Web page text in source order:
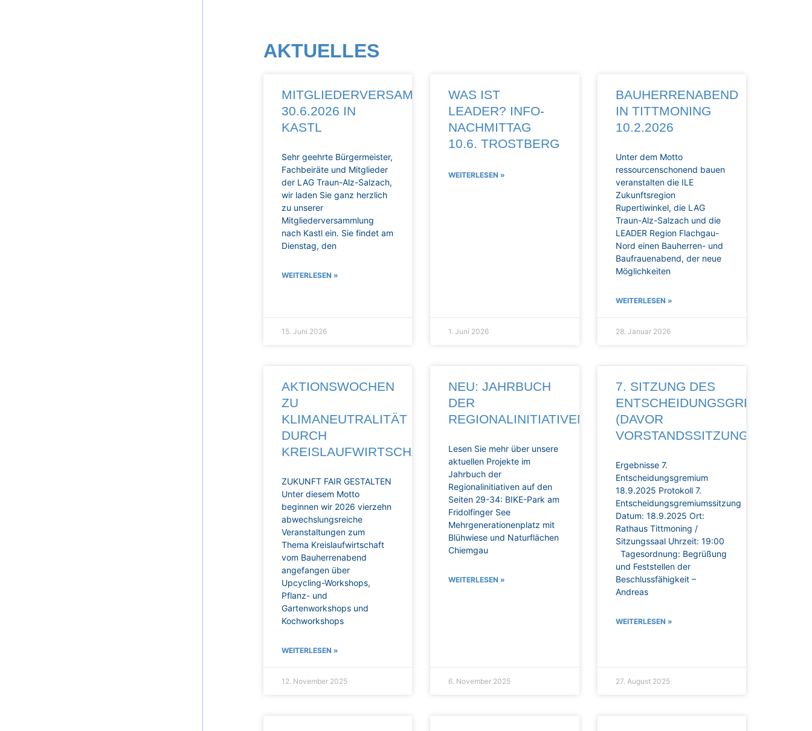
AKTUELLES
MITGLIEDERVERSAMMLUNG
30.6.2026 IN
KASTL
Sehr geehrte Bürgermeister,
Fachbeiräte und Mitglieder
der LAG Traun-Alz-Salzach,
wir laden Sie ganz herzlich
zu unserer
Mitgliederversammlung
nach Kastl ein. Sie findet am
Dienstag, den
WEITERLESEN »
15. Juni 2026
WAS IST
LEADER? INFO-
NACHMITTAG
10.6. TROSTBERG
WEITERLESEN »
1. Juni 2026
BAUHERRENABEND
IN TITTMONING
10.2.2026
Unter dem Motto
ressourcenschonend bauen
veranstalten die ILE
Zukunftsregion
Rupertiwinkel, die LAG
Traun-Alz-Salzach und die
LEADER Region Flachgau-
Nord einen Bauherren- und
Baufrauenabend, der neue
Möglichkeiten
WEITERLESEN »
28. Januar 2026
AKTIONSWOCHEN
ZU
KLIMANEUTRALITÄT
DURCH
KREISLAUFWIRTSCHAFT
ZUKUNFT FAIR GESTALTEN
Unter diesem Motto
beginnen wir 2026 vierzehn
abwechslungsreiche
Veranstaltungen zum
Thema Kreislaufwirtschaft
vom Bauherrenabend
angefangen über
Upcycling-Workshops,
Pflanz- und
Gartenworkshops und
Kochworkshops
WEITERLESEN »
12. November 2025
NEU: JAHRBUCH
DER
REGIONALINITIATIVEN
Lesen Sie mehr über unsere
aktuellen Projekte im
Jahrbuch der
Regionalinitiativen auf den
Seiten 29-34: BIKE-Park am
Fridolfinger See
Mehrgenerationenplatz mit
Blühwiese und Naturflächen
Chiemgau
WEITERLESEN »
6. November 2025
7. SITZUNG DES
ENTSCHEIDUNGSGREMIUMS
(DAVOR
VORSTANDSSITZUNG)
Ergebnisse 7.
Entscheidungsgremium
18.9.2025 Protokoll 7.
Entscheidungsgremiumssitzung
Datum: 18.9.2025 Ort:
Rathaus Tittmoning /
Sitzungssaal Uhrzeit: 19:00
Tagesordnung: Begrüßung
und Feststellen der
Beschlussfähigkeit –
Andreas
WEITERLESEN »
27. August 2025